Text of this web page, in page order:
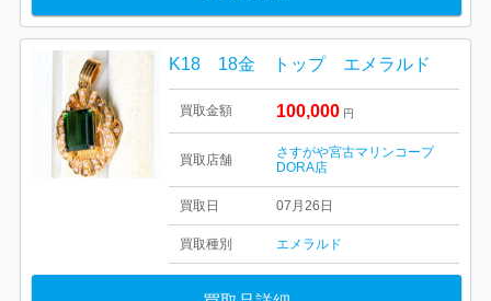
K18 18金 トップ エメラルド
買取金額 100,000 円
買取店舗
さすがや宮古マリンコープ
DORA店
買取日 07月26日
買取種別 エメラルド